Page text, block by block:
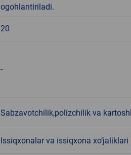
ogohlantiriladi.
20
-
Sabzavotchilik,polizchilik va
Issiqxonalar va issiqxona xo‘jaliklari